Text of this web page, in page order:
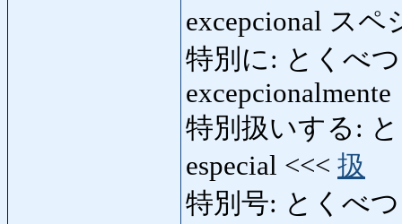
excepcional スペ
特別に: とくべつ
excepcionalmente
特別扱いする:
especial <<< 扱
特別号: とくべ